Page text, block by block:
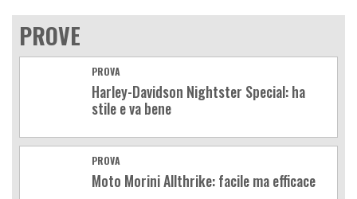
PROVE
PROVA
Harley-Davidson Nightster Special: ha
stile e va bene
PROVA
Moto Morini Allthrike: facile ma efficace